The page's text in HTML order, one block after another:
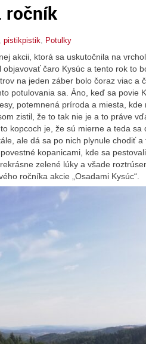
ročník
pistikpistik Potulky
akcii, ktorá sa uskutočnila na
čaro Kysúc a tento rok to
na jeden záber bolo čoraz viac a
potulovania sa. Áno, keď sa povie
potemnená príroda a miesta, kde
zistil, že to tak nie je a to práve
kopcoch je, že sú mierne a teda sa
ale dá sa po nich plynule chodiť a
kopanicami, kde sa
zelené lúky a všade
ročníka akcie „Osadami Kysúc“.